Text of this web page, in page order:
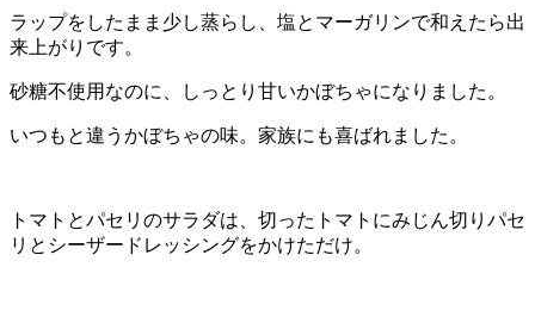
ラップをしたまま少し蒸らし、塩とマーガリンで和えたら出
来上がりです。
砂糖不使用なのに、しっとり甘いかぼちゃになりました。
いつもと違うかぼちゃの味。家族にも喜ばれました。
トマトとパセリのサラダは、切ったトマトにみじん切りパセ
リとシーザードレッシングをかけただけ。